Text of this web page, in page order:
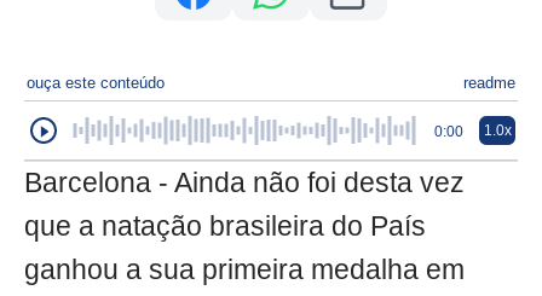
ouça este conteúdo readme
0:00 1.0x
Barcelona - Ainda não foi desta vez
que a natação brasileira do País
ganhou a sua primeira medalha em